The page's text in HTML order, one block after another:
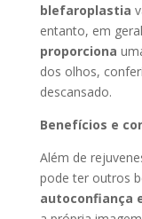
blefaroplastia
entanto, em
proporciona
dos olhos,
descansado.
Benefícios e
Além de
pode ter outros
autoconfiança